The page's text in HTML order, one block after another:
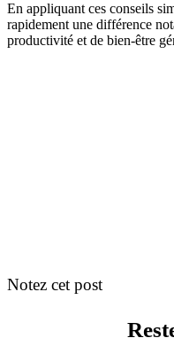
En appliquant ces conseils
rapidement une différence
productivité et de bien-être
Notez cet post